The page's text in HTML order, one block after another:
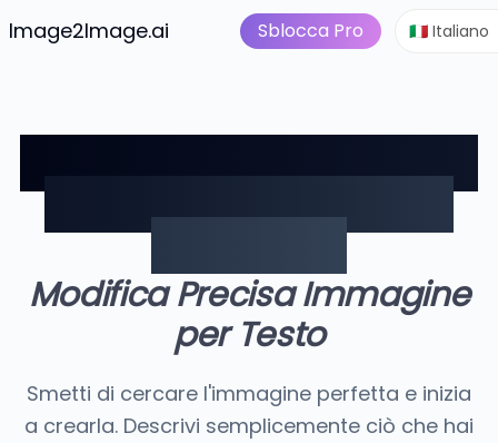
Image2Image.ai
Suite Immagini IA Da immagine a video
Sblocca Pro 🇮🇹 Italiano
Il futuro è creativo: Il tuo
Generatore di Foto IA
personale
Modifica Precisa Immagine
per Testo
Smetti di cercare l'immagine perfetta e inizia
a crearla. Descrivi semplicemente ciò che hai